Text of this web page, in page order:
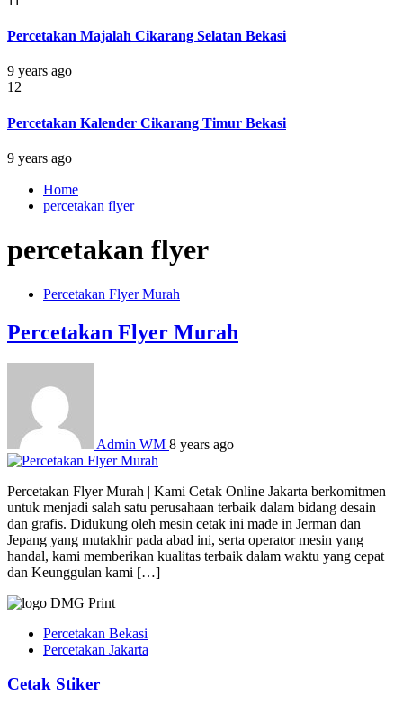
Percetakan Majalah Cikarang Selatan Bekasi
9 years ago
12
Percetakan Kalender Cikarang Timur Bekasi
9 years ago
Home
percetakan flyer
percetakan flyer
Percetakan Flyer Murah
Percetakan Flyer Murah
Admin WM 8 years ago
Percetakan Flyer Murah | Kami Cetak Online Jakarta berkomitmen
untuk menjadi salah satu perusahaan terbaik dalam bidang desain
dan grafis. Didukung oleh mesin cetak ini made in Jerman dan
Jepang yang mutakhir pada abad ini, serta operator mesin yang
handal, kami memberikan kualitas terbaik dalam waktu yang cepat
dan Keunggulan kami […]
Percetakan Bekasi
Percetakan Jakarta
Cetak Stiker